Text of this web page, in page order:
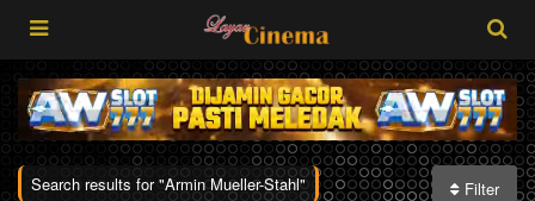
Filter
Search results for "Armin Mueller-Stahl"